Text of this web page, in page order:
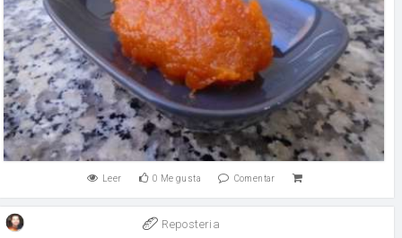
Leer 0 Me gusta Comentar
Reposteria